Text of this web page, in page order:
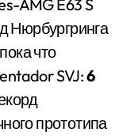
AMG E63 S
Нюрбургринга
что
SVJ:6
прототипа